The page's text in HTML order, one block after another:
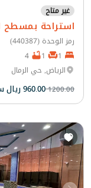
غير متاح
استراحة
رمز الوحدة (440387)
الرياض, حي الرمال
1200.00960.00 ريال سعودي